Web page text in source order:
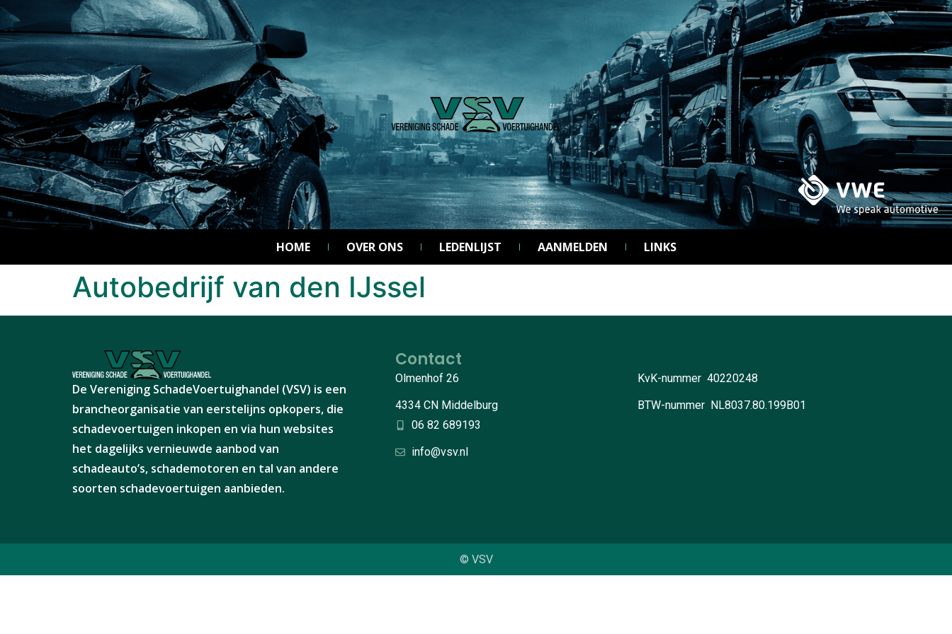
HOME OVER ONS LEDENLIJST AANMELDEN LINKS
Autobedrijf van den IJssel
De Vereniging SchadeVoertuighandel (VSV) is een
brancheorganisatie van eerstelijns opkopers, die
schadevoertuigen inkopen en via hun websites
het dagelijks vernieuwde aanbod van
schadeauto’s, schademotoren en tal van andere
soorten schadevoertuigen aanbieden.
Contact
Olmenhof 26
4334 CN Middelburg
06 82 689193
info@vsv.nl
KvK-nummer 40220248
BTW-nummer NL8037.80.199B01
© VSV